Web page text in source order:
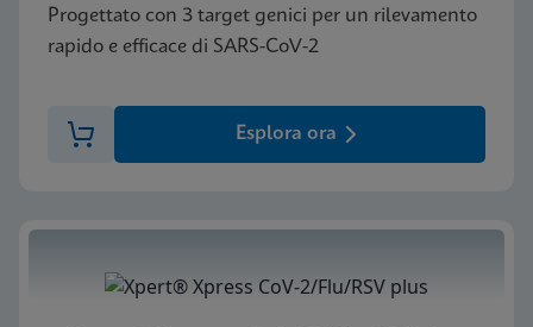
Progettato con 3 target genici per un rilevamento
rapido e efficace di SARS-CoV-2
Esplora ora